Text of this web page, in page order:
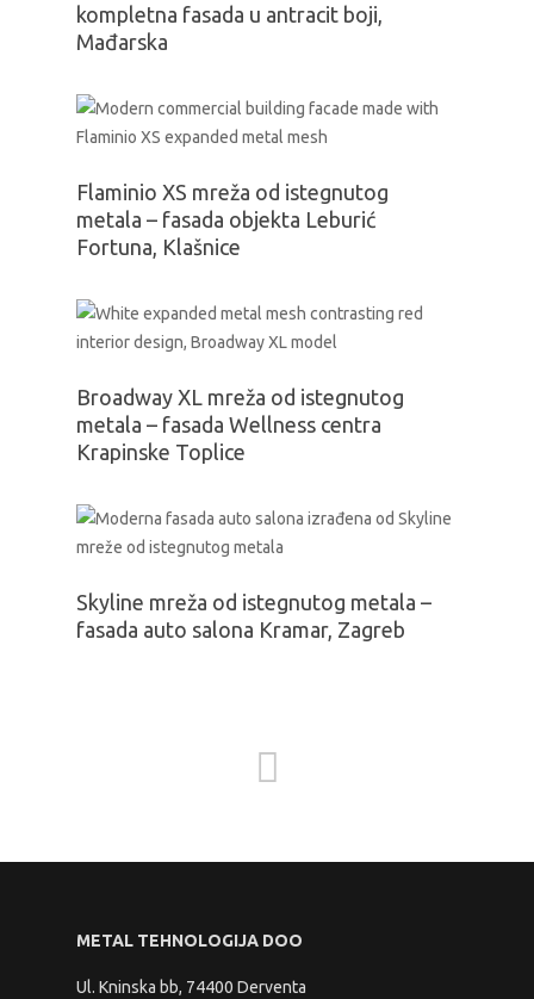
kompletna fasada u antracit boji,
Mađarska
Flaminio XS mreža od istegnutog
metala – fasada objekta Leburić
Fortuna, Klašnice
Broadway XL mreža od istegnutog
metala – fasada Wellness centra
Krapinske Toplice
Skyline mreža od istegnutog metala –
fasada auto salona Kramar, Zagreb
METAL TEHNOLOGIJA DOO
Ul. Kninska bb, 74400 Derventa